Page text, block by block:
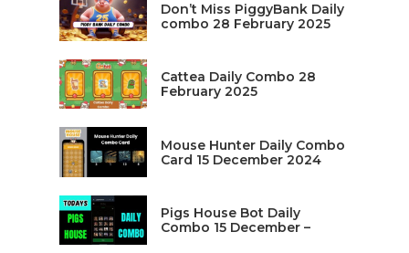
Don’t Miss PiggyBank Daily
combo 28 February 2025
Cattea Daily Combo 28
February 2025
Mouse Hunter Daily Combo
Card 15 December 2024
Pigs House Bot Daily
Combo 15 December –